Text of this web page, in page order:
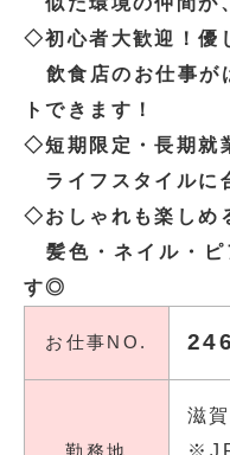
◇初心者大歓迎！優
飲食店のお仕事が
トできます！
◇短期限定・長期就
ライフスタイルに
◇おしゃれも楽しめ
髪色・ネイル・ピ
す◎
お仕事NO.
滋